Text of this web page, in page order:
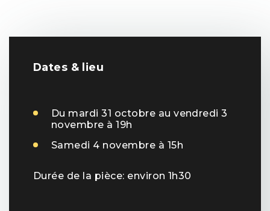
Dates & lieu
Du mardi 31 octobre au vendredi 3
novembre à 19h
Samedi 4 novembre à 15h
Durée de la pièce: environ 1h30